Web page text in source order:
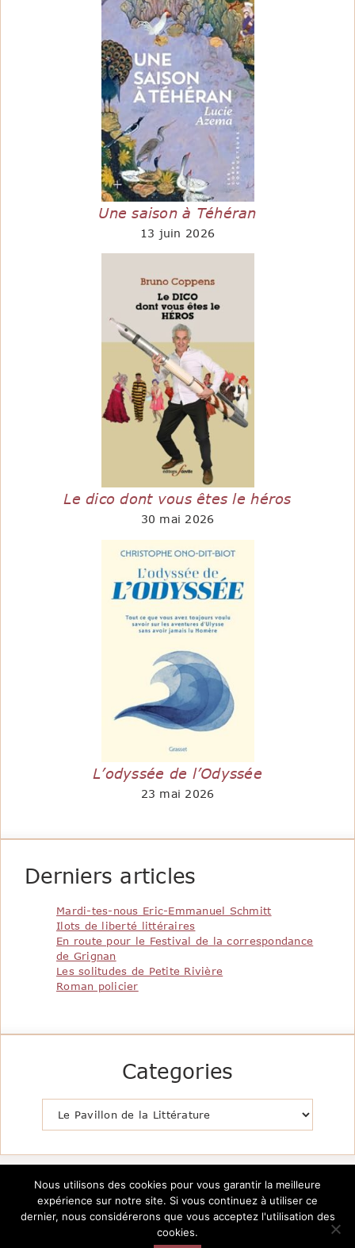
Une saison à Téhéran
13 juin 2026
Le dico dont vous êtes le héros
30 mai 2026
L’odyssée de l’Odyssée
23 mai 2026
Derniers articles
Mardi-tes-nous Eric-Emmanuel Schmitt
Ilots de liberté littéraires
En route pour le Festival de la correspondance
de Grignan
Les solitudes de Petite Rivière
Roman policier
Categories
Copyright @2026 Le Pavillon de la Littérature -
Nous utilisons des cookies pour vous garantir la meilleure
expérience sur notre site. Si vous continuez à utiliser ce
dernier, nous considérerons que vous acceptez l'utilisation des
cookies.